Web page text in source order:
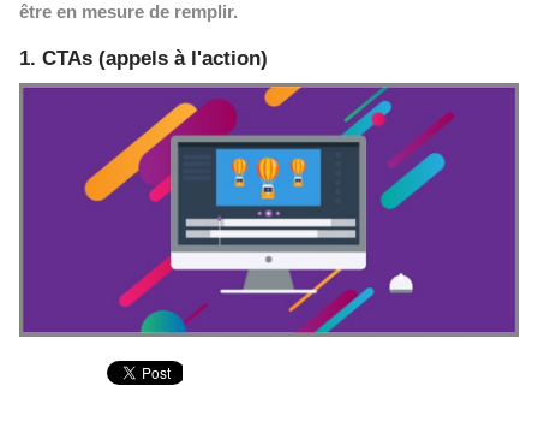
être en mesure de remplir.
1. CTAs (appels à l'action)